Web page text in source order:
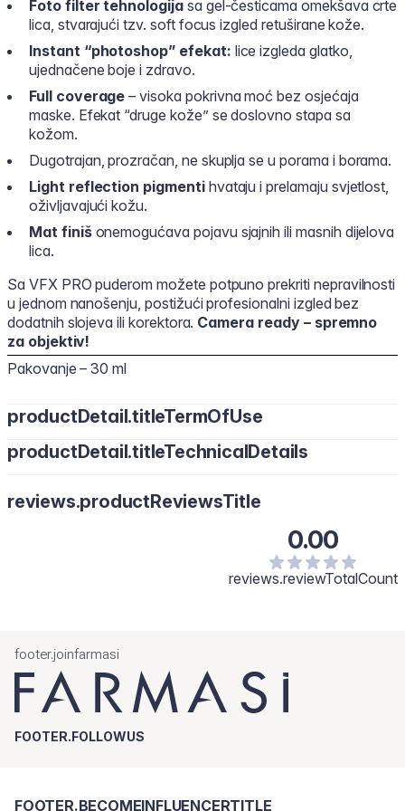
Foto filter tehnologijasa gel-česticama omekšava crte
lica, stvarajući tzv. soft focus izgled retuširane kože.
Instant “photoshop” efekat: lice izgleda glatko,
ujednačene boje i zdravo.
Full coverage – visoka pokrivna moć bez osjećaja
maske. Efekat “druge kože” se doslovno stapa sa
kožom.
Dugotrajan, prozračan, ne skuplja se u porama i borama.
Light reflection pigmentihvataju i prelamaju svjetlost,
oživljavajući kožu.
Mat finišonemogućava pojavu sjajnih ili masnih dijelova
lica.
Sa VFX PRO puderom možete potpuno prekriti nepravilnosti
u jednom nanošenju, postižući profesionalni izgled bez
dodatnih slojeva ili korektora. Camera ready – spremno
za objektiv!
Pakovanje – 30 ml
productDetail.titleTermOfUse
productDetail.titleTechnicalDetails
reviews.productReviewsTitle
0.00
reviews.reviewTotalCount
footer.joinfarmasi
FOOTER.FOLLOWUS
FOOTER.BECOMEINFLUENCERTITLE